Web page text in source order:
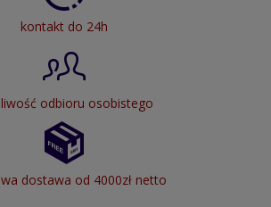
kontakt do 24h
odbioru osobistego
dostawa od 4000zł netto